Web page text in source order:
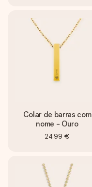
Colar de barras com
nome - Ouro
24,99 €